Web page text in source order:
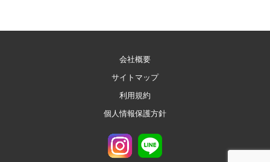
会社概要
サイトマップ
利用規約
個人情報保護方針